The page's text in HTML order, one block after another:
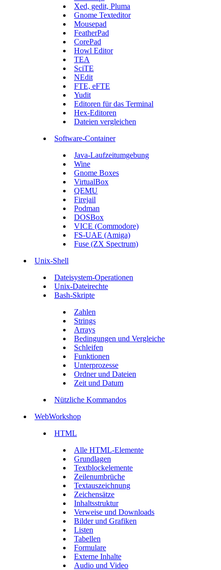
Xed, gedit, Pluma
Gnome Texteditor
Mousepad
FeatherPad
CorePad
Howl Editor
TEA
SciTE
NEdit
FTE, eFTE
Yudit
Editoren für das Terminal
Hex-Editoren
Dateien vergleichen
Software-Container
Java-Laufzeitumgebung
Wine
Gnome Boxes
VirtualBox
QEMU
Firejail
Podman
DOSBox
VICE (Commodore)
FS-UAE (Amiga)
Fuse (ZX Spectrum)
Unix-Shell
Dateisystem-Operationen
Unix-Dateirechte
Bash-Skripte
Zahlen
Strings
Arrays
Bedingungen und Vergleiche
Schleifen
Funktionen
Unterprozesse
Ordner und Dateien
Zeit und Datum
Nützliche Kommandos
WebWorkshop
HTML
Alle HTML-Elemente
Grundlagen
Textblockelemente
Zeilenumbrüche
Textauszeichnung
Zeichensätze
Inhaltsstruktur
Verweise und Downloads
Bilder und Grafiken
Listen
Tabellen
Formulare
Externe Inhalte
Audio und Video